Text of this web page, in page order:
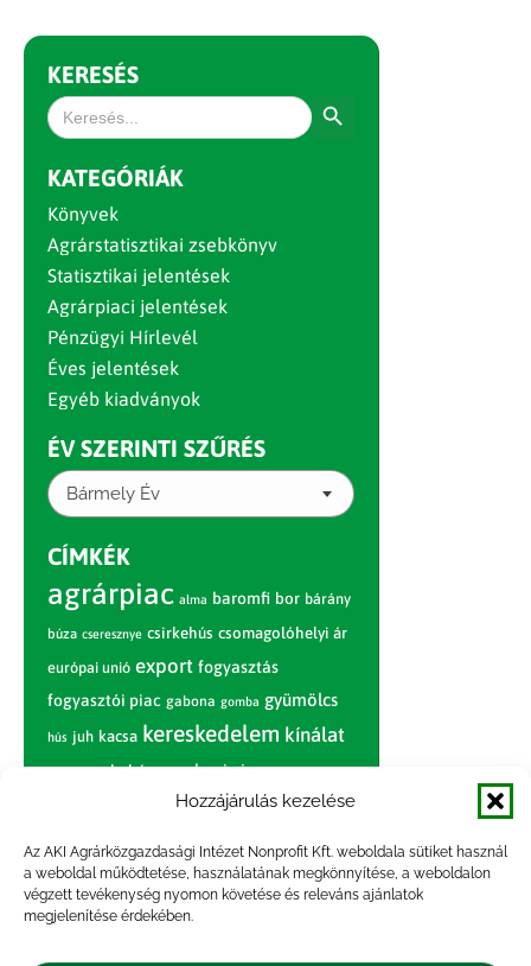
Hozzájárulás kezelése
Az AKI Agrárközgazdasági Intézet Nonprofit Kft. weboldala sütiket használ
a weboldal működtetése, használatának megkönnyítése, a weboldalon
végzett tevékenység nyomon követése és releváns ajánlatok
megjelenítése érdekében.
KERESÉS
Search
for:
KATEGÓRIÁK
Könyvek
Agrárstatisztikai zsebkönyv
Statisztikai jelentések
Agrárpiaci jelentések
Pénzügyi Hírlevél
Éves jelentések
Egyéb kiadványok
ÉV SZERINTI SZŰRÉS
Bármely Év
CÍMKÉK
agrárpiac alma baromfi bor bárány
búza cseresznye csirkehús csomagolóhelyi ár
európai unió export fogyasztás
fogyasztói piac gabona gomba gyümölcs
hús juh kacsa kereskedelem kínálat
körte marhahús nagybani piac narancs
nemzetközi árinformációk
paradicsom piac piaci jelentés
pulyka pulykahús sertés sertéshús
szarvasmarha termelés
termelői